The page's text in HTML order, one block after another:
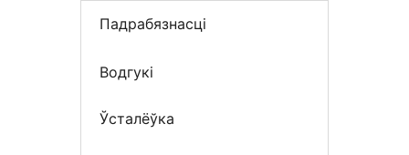
Падрабязнасці
Водгукі
Ўсталёўка